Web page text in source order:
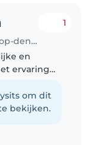
Babysitter in Heist-op-den-Berg
1
en
ervaring
van
spelletjes
om dit
bekijken.